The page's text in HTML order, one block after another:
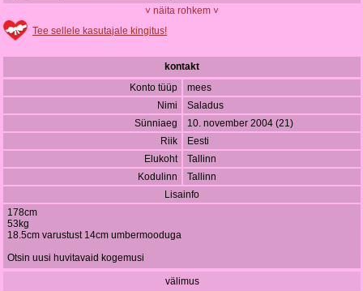
˅ näita rohkem ˅
Tee sellele kasutajale kingitus!
kontakt
Konto tüüp
mees
Nimi
Saladus
Sünniaeg
10. november 2004 (21)
Riik
Eesti
Elukoht
Tallinn
Kodulinn
Tallinn
Lisainfo
178cm
53kg
18.5cm varustust 14cm umbermooduga
Otsin uusi huvitavaid kogemusi
välimus